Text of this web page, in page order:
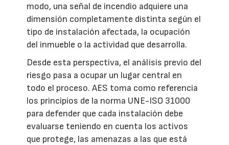
modo, una señal de incendio adquiere una
dimensión completamente distinta según el
tipo de instalación afectada, la ocupación
del inmueble o la actividad que desarrolla.
Desde esta perspectiva, el análisis previo del
riesgo pasa a ocupar un lugar central en
todo el proceso. AES toma como referencia
los principios de la norma UNE-ISO 31000
para defender que cada instalación debe
evaluarse teniendo en cuenta los activos
que protege, las amenazas a las que está